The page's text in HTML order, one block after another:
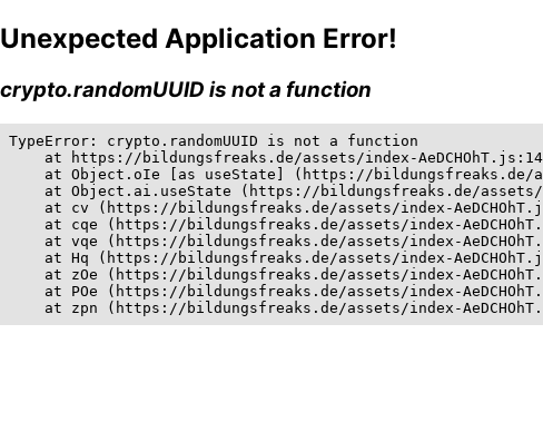
Unexpected Application Error!
crypto.randomUUID is not a function
TypeError: crypto.randomUUID is not a function
at https://bildungsfreaks.de/assets/index-
at Object.oIe [as useState] (https://bildungsfreaks.de/
at Object.ai.useState (https://bildungsfreaks.de/
at cv (https://bildungsfreaks.de/assets/index-
at cqe (https://bildungsfreaks.de/assets/index-
at vqe (https://bildungsfreaks.de/assets/index-
at Hq (https://bildungsfreaks.de/assets/index-
at zOe (https://bildungsfreaks.de/assets/index-
at POe (https://bildungsfreaks.de/assets/index-
at zpn (https://bildungsfreaks.de/assets/index-